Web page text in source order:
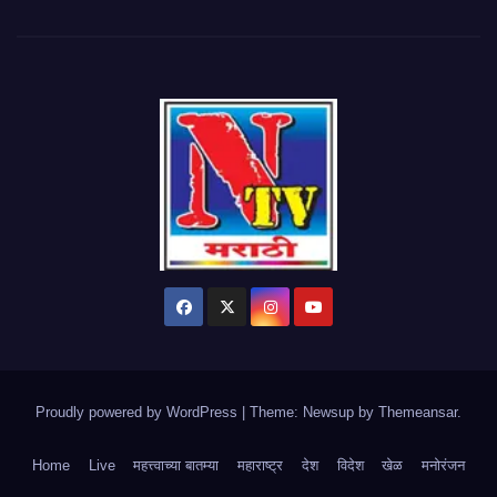
Proudly powered by WordPress Theme: Newsup by Themeansar.
Home Live महत्त्वाच्या बातम्या महाराष्ट्र देश विदेश खेळ मनोरंजन